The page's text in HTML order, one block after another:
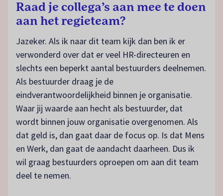
Raad je collega’s aan mee te doen
aan het regieteam?
Jazeker. Als ik naar dit team kijk dan ben ik er
verwonderd over dat er veel HR-directeuren en
slechts een beperkt aantal bestuurders deelnemen.
Als bestuurder draag je de
eindverantwoordelijkheid binnen je organisatie.
Waar jij waarde aan hecht als bestuurder, dat
wordt binnen jouw organisatie overgenomen. Als
dat geld is, dan gaat daar de focus op. Is dat Mens
en Werk, dan gaat de aandacht daarheen. Dus ik
wil graag bestuurders oproepen om aan dit team
deel te nemen.